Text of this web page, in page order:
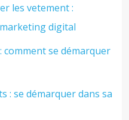
les vetement :
digital
se démarquer
: se démarquer dans sa